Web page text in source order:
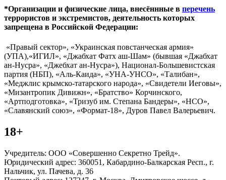
*Организации и физические лица, внесённные в перечень
террористов и экстремистов, деятельность которых
запрещена в Российской Федерации:
«Правый сектор», «Украинская повстанческая армия»
(УПА),«ИГИЛ», «Джабхат Фатх аш-Шам» (бывшая «Джабхат
ан-Нусра», «Джебхат ан-Нусра»), Национал-Большевистская
партия (НБП), «Аль-Каида», «УНА-УНСО», «Талибан»,
«Меджлис крымско-татарского народа», «Свидетели Иеговы»,
«Мизантропик Дивижн», «Братство» Корчинского,
«Артподготовка», «Тризуб им. Степана Бандеры», «НСО»,
«Славянский союз», «Формат-18», Дуров Павел Валерьевич.
18+
Учредитель: ООО «Совершенно Секретно Трейд».
Юридический адрес: 360051, Кабардино-Балкарская Респ., г.
Нальчик, ул. Пачева, д. 36